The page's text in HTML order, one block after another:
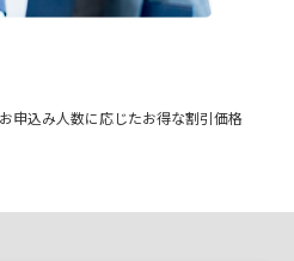
申込み人数に応じたお得な割引価格